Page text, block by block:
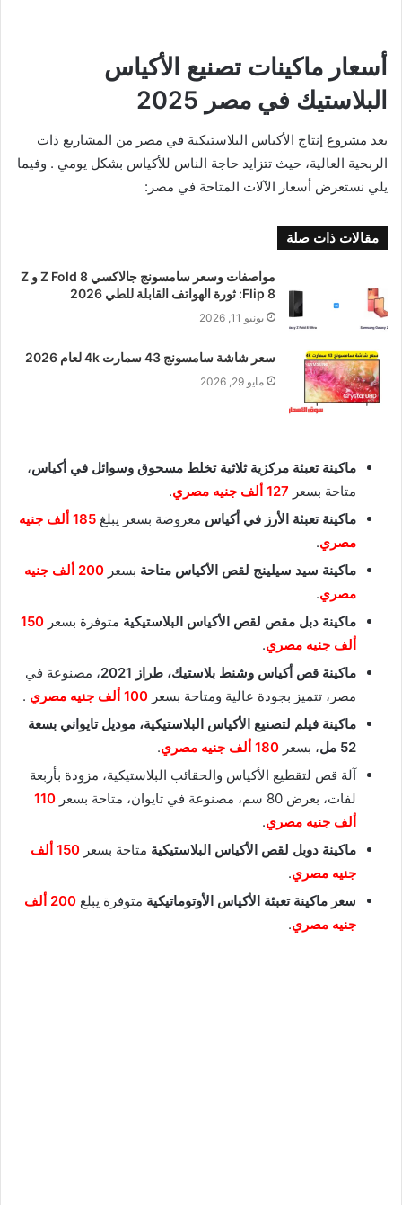
أسعار ماكينات تصنيع الأكياس
البلاستيك في مصر 2025
يعد مشروع إنتاج الأكياس البلاستيكية في مصر من المشاريع ذات
الربحية العالية، حيث تتزايد حاجة الناس للأكياس بشكل يومي . وفيما
يلي نستعرض أسعار الآلات المتاحة في مصر:
مقالات ذات صلة
مواصفات وسعر سامسونج جالاكسي Z Fold 8 و Z
Flip 8: ثورة الهواتف القابلة للطي 2026
يونيو 11, 2026
سعر شاشة سامسونج 43 سمارت 4k لعام 2026
مايو 29, 2026
ماكينة تعبئة مركزية ثلاثية تخلط مسحوق وسوائل في أكياس،
متاحة بسعر 127 ألف جنيه مصري.
ماكينة تعبئة الأرز في أكياس معروضة بسعر يبلغ 185 ألف جنيه
مصري.
ماكينة سيد سيلينج لقص الأكياس متاحة بسعر 200 ألف جنيه
مصري.
ماكينة دبل مقص لقص الأكياس البلاستيكية متوفرة بسعر 150
ألف جنيه مصري.
ماكينة قص أكياس وشنط بلاستيك، طراز 2021
، مصنوعة في
مصر، تتميز بجودة عالية ومتاحة بسعر 100 ألف جنيه مصري
.
ماكينة فيلم لتصنيع الأكياس البلاستيكية، موديل تايواني بسعة
52 مل
، بسعر
.
آلة قص لتقطيع الأكياس والحقائب البلاستيكية، مزودة بأربعة
لفات، بعرض 80 سم، مصنوعة في تايوان، متاحة بسعر
110
ألف جنيه مصري.
ماكينة دوبل لقص الأكياس البلاستيكية متاحة بسعر
150 ألف
جنيه مصري.
سعر ماكينة تعبئة الأكياس الأوتوماتيكية متوفرة يبلغ
200 ألف
جنيه مصري.